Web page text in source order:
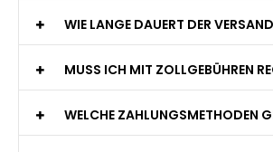
WIE LANGE DAUERT DER
MUSS ICH MIT ZOLLGEBÜHREN
WELCHE ZAHLUNGSMETHODEN